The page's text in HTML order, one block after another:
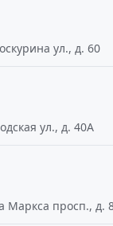
ул., д. 60
ул., д. 40А
Маркса просп., д.